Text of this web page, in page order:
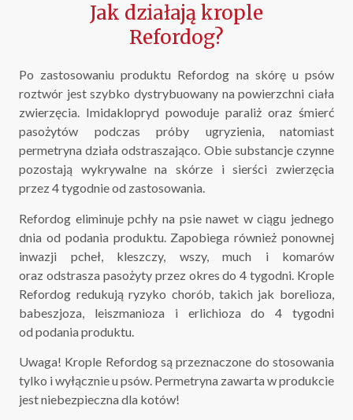
Jak działają krople
Refordog?
Po zastosowaniu produktu Refordog na skórę u psów
roztwór jest szybko dystrybuowany na powierzchni ciała
zwierzęcia. Imidaklopryd powoduje paraliż oraz śmierć
pasożytów podczas próby ugryzienia, natomiast
permetryna działa odstraszająco. Obie substancje czynne
pozostają wykrywalne na skórze i sierści zwierzęcia
przez 4 tygodnie od zastosowania.
Refordog eliminuje pchły na psie nawet w ciągu jednego
dnia od podania produktu. Zapobiega również ponownej
inwazji pcheł, kleszczy, wszy, much i komarów
oraz odstrasza pasożyty przez okres do 4 tygodni. Krople
Refordog redukują ryzyko chorób, takich jak borelioza,
babeszjoza, leiszmanioza i erlichioza do 4 tygodni
od podania produktu.
Uwaga! Krople Refordog są przeznaczone do stosowania
tylko i wyłącznie u psów. Permetryna zawarta w produkcie
jest niebezpieczna dla kotów!